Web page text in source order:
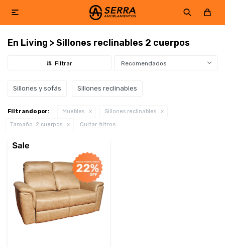

En Living > Sillones reclinables 2 cuerpos
Recomendados
Sillones y sofás Sillones reclinables
Filtrando por: Muebles
Sillones reclinables
Tamaño: 2 cuerpos Quitar filtros